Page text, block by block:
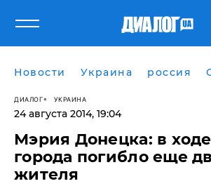
Новости Украина россия
ДИАЛОГ УКРАИНА
24 августа 2014, 19:04
Мэрия Донецка: в
города погибло еще
жителя